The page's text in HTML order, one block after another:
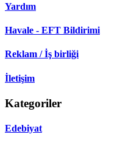
Yardım
Havale - EFT Bildirimi
Reklam / İş birliği
İletişim
Kategoriler
Edebiyat